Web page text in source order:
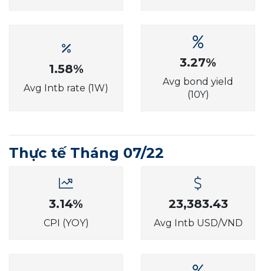
1.58%
Avg Intb rate (1W)
3.27%
Avg bond yield
(10Y)
Thực tế Tháng 07/22
3.14%
CPI (YOY)
23,383.43
Avg Intb USD/VND